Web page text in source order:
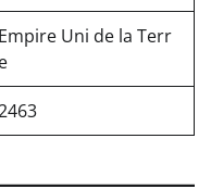
Empire Uni de la Terr
e